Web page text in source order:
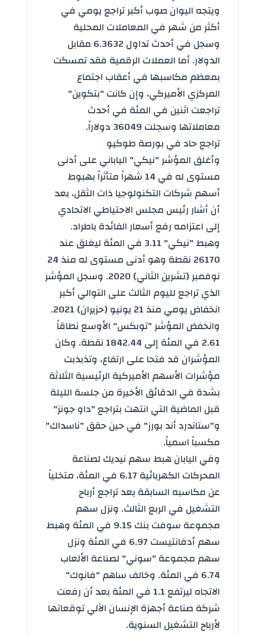
ويتجه اليوان صوب أكبر تراجع يومي في
أكثر من شهر في المعاملات المحلية
وسجل في أحدث تداول 6.3632 مقابل
الدولار. أما العملات الرقمية فقد تمسكت
بمعظم مكاسبها في أعقاب اجتماع
المركزي الأميركي، وإن كانت "بتكوين"
تراجعت اثنين في المئة في أحدث
معاملاتها وسجلت 36049 دولاراً.
تراجع حاد في بورصة طوكيو
وأغلق المؤشر "نيكي" الياباني على أدنى
مستوى له في 14 شهراً متأثراً بهبوط
أسهم شركات التكنولوجيا ذات الثقل، بعد
أن أشار رئيس مجلس الاحتياطي الاتحادي
إلى اعتزامه رفع أسعار الفائدة باطراد.
وهبط "نيكي" 3.11 في المئة ليغلق عند
26170 نقطة وهو أدنى مستوى له منذ 24
نوفمبر (تشرين الثاني) 2020. وسجل المؤشر
الذي تراجع لليوم الثالث على التوالي أكبر
انخفاض يومي منذ 21 يونيو (حزيران) 2021.
وانخفض المؤشر "توبكس" الأوسع نطاقاً
2.61 في المئة إلى 1842.44 نقطة. وكان
المؤشران قد فتحا على ارتفاع، وتذبذبت
مؤشرات الأسهم الأميركية الرئيسية الثلاثة
بشدة في الدقائق الأخيرة من جلسة الليلة
قبل الماضية التي انتهت بتراجع "داو جونز"
و"ستاندرد أند بورز" في حين حقق "ناسداك"
مكسباً اسمياً.
وفي اليابان هبط سهم نيديك لصناعة
المحركات الكهربائية 6.17 في المئة، متخلياً
عن مكاسبه السابقة بعد تراجع أرباح
التشغيل في الربع الثالث. ونزل سهم
مجموعة سوفت بنك 9.15 في المئة وهبط
سهم أدفانتيست 6.97 في المئة ونزل
سهم مجموعة "سوني" لصناعة الألعاب
6.74 في المئة. وخالف ساهم "فانوك"
الاتجاه ليرتفع 1.1 في المئة بعد أن رفعت
شركة صناعة أجهزة الإنسان الآلي توقعاتها
لأرباح التشغيل السنوية.